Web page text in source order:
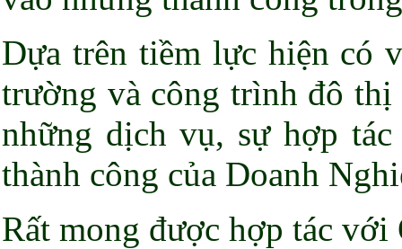
Dựa trên tiềm lực hiện có
trường và công trình đô thị
những dịch vụ, sự hợp
thành công của Doanh
Rất mong được hợp tác với